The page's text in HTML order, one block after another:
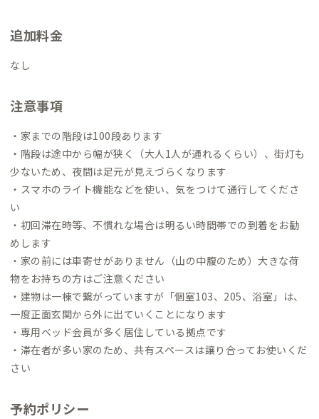
追加料金
なし
注意事項
・家までの階段は100段あります
・階段は途中から幅が狭く（大人1人が通れるくらい）、街灯も
少ないため、夜間は足元が見えづらくなります
・スマホのライト機能などを使い、気をつけて通行してくださ
い
・初回滞在時等、不慣れな場合は明るい時間帯での到着をお勧
めします
・家の前には車寄せがありません（山の中腹のため）大きな荷
物をお持ちの方はご注意ください
・建物は一棟で繋がっていますが「個室103、205、浴室」は、
一度正面玄関から外に出ていくことになります
・専用ベッド会員が多く居住している拠点です
・滞在者が多い家のため、共有スペースは譲り合ってお使いくだ
さい
予約ポリシー